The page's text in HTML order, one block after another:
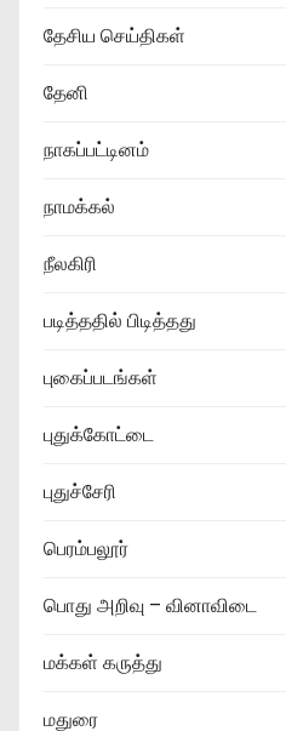
தேசிய செய்திகள்
தேனி
நாகப்பட்டினம்
நாமக்கல்
நீலகிரி
படித்ததில் பிடித்தது
புகைப்படங்கள்
புதுக்கோட்டை
புதுச்சேரி
பெரம்பலூர்
பொது அறிவு – வினாவிடை
மக்கள் கருத்து
மதுரை